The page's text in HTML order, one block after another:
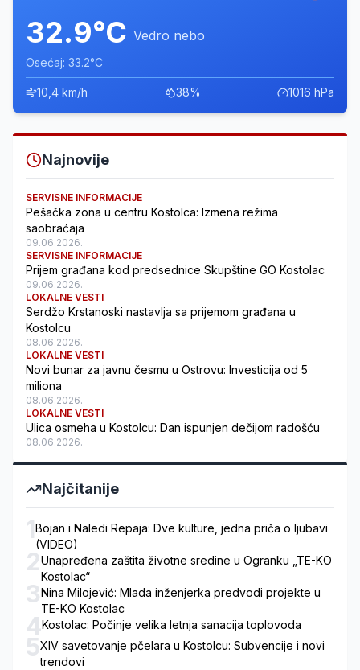
32.9°C Vedro nebo
Osećaj: 33.2°C
10,4 km/h 38% 1016 hPa
Najnovije
SERVISNE INFORMACIJE
Pešačka zona u centru Kostolca: Izmena režima
saobraćaja
09.06.2026.
SERVISNE INFORMACIJE
Prijem građana kod predsednice Skupštine GO Kostolac
09.06.2026.
LOKALNE VESTI
Serdžo Krstanoski nastavlja sa prijemom građana u
Kostolcu
08.06.2026.
LOKALNE VESTI
Novi bunar za javnu česmu u Ostrovu: Investicija od 5
miliona
08.06.2026.
LOKALNE VESTI
Ulica osmeha u Kostolcu: Dan ispunjen dečijom radošću
08.06.2026.
Najčitanije
1Bojan i Naledi Repaja: Dve kulture, jedna priča o ljubavi
(VIDEO)
2Unapređena zaštita životne sredine u Ogranku „TE-KO
Kostolac“
3Nina Milojević: Mlada inženjerka predvodi projekte u
TE-KO Kostolac
4Kostolac: Počinje velika letnja sanacija toplovoda
5XIV savetovanje pčelara u Kostolcu: Subvencije i novi
trendovi